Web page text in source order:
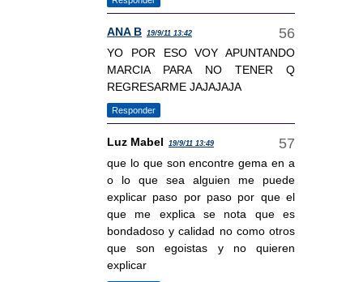
ANA B 19/9/11 13:42
YO POR ESO VOY APUNTANDO
MARCIA PARA NO TENER Q
REGRESARME JAJAJAJA
Responder
Luz Mabel 19/9/11 13:49
que lo que son encontre gema en a
o lo que sea alguien me puede
explicar paso por paso por que el
que me explica se nota que es
bondadoso y calidad no como otros
que son egoistas y no quieren
explicar